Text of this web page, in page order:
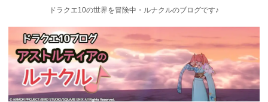
ドラクエ10の世界を冒険中・ルナクルのブログです♪